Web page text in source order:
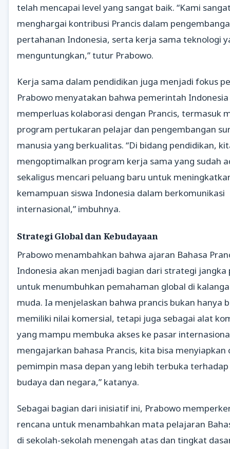
telah mencapai level yang sangat baik. “Kami
menghargai kontribusi Prancis dalam
pertahanan Indonesia, serta kerja sama teknologi
menguntungkan,” tutur Prabowo.
Kerja sama dalam pendidikan juga menjadi fokus
Prabowo menyatakan bahwa pemerintah
memperluas kolaborasi dengan Prancis, termasuk
program pertukaran pelajar dan pengembangan
manusia yang berkualitas. “Di bidang pendidikan,
mengoptimalkan program kerja sama yang sudah
sekaligus mencari peluang baru untuk
kemampuan siswa Indonesia dalam berkomunikasi
internasional,” imbuhnya.
Strategi Global dan Kebudayaan
Prabowo menambahkan bahwa ajaran Bahasa
Indonesia akan menjadi bagian dari strategi jangka
untuk menumbuhkan pemahaman global di
muda. Ia menjelaskan bahwa prancis bukan hanya
memiliki nilai komersial, tetapi juga sebagai alat
yang mampu membuka akses ke pasar
mengajarkan bahasa Prancis, kita bisa menyiapkan
pemimpin masa depan yang lebih terbuka
budaya dan negara,” katanya.
Sebagai bagian dari inisiatif ini, Prabowo
rencana untuk menambahkan mata pelajaran
di sekolah-sekolah menengah atas dan tingkat